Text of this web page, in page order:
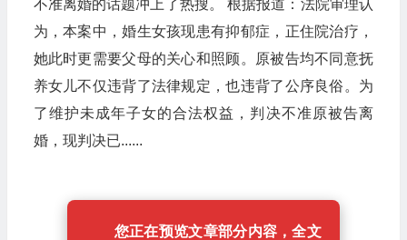
不准离婚的话题冲上了热搜。 根据报道：法院审理认
为，本案中，婚生女孩现患有抑郁症，正住院治疗，
她此时更需要父母的关心和照顾。原被告均不同意抚
养女儿不仅违背了法律规定，也违背了公序良俗。为
了维护未成年子女的合法权益，判决不准原被告离
婚，现判决已......
您正在预览文章部分内容，全文